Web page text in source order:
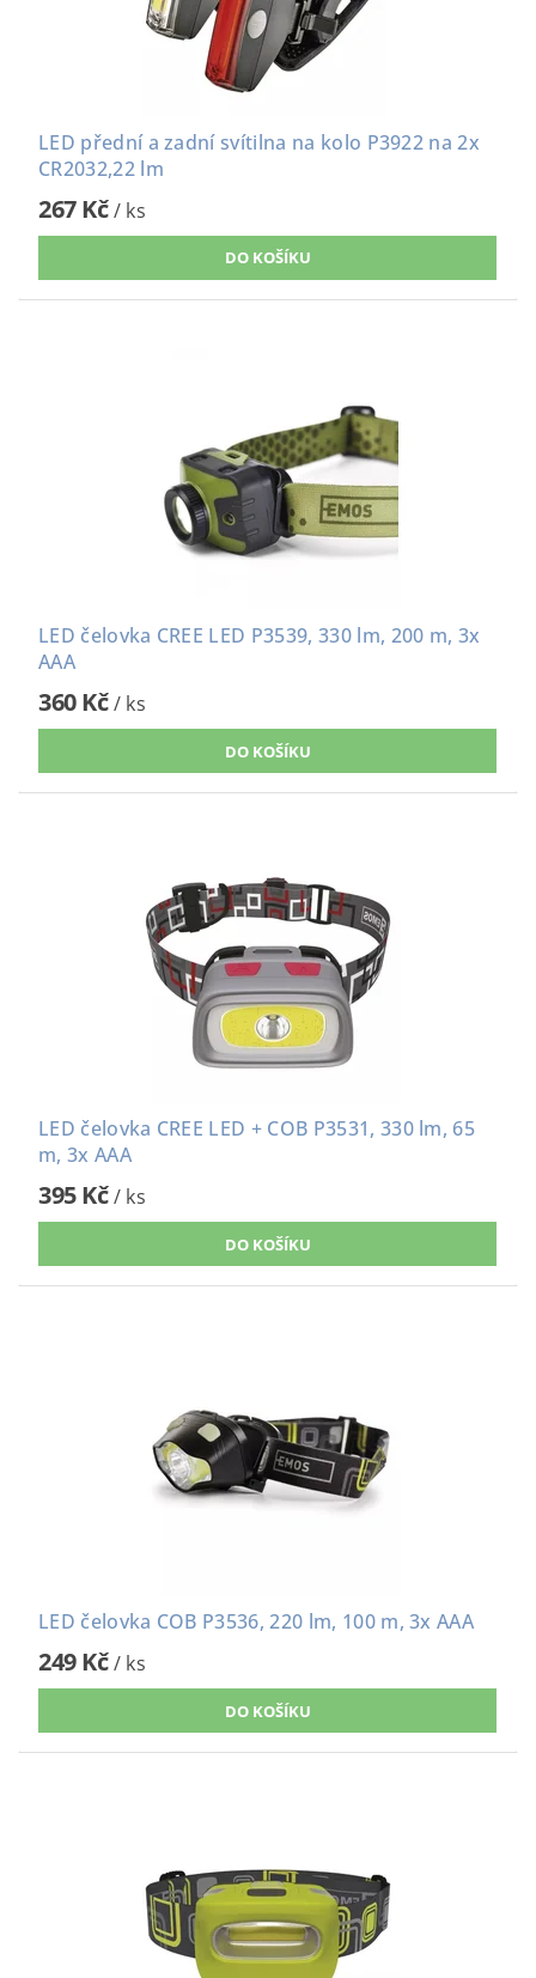
LED přední a zadní svítilna na kolo P3922 na 2x
CR2032,22 lm
267 Kč/ ks
LED čelovka CREE LED P3539, 330 lm, 200 m, 3x
AAA
360 Kč/ ks
LED čelovka CREE LED + COB P3531, 330 lm, 65
m, 3x AAA
395 Kč/ ks
LED čelovka COB P3536, 220 lm, 100 m, 3x AAA
249 Kč/ ks